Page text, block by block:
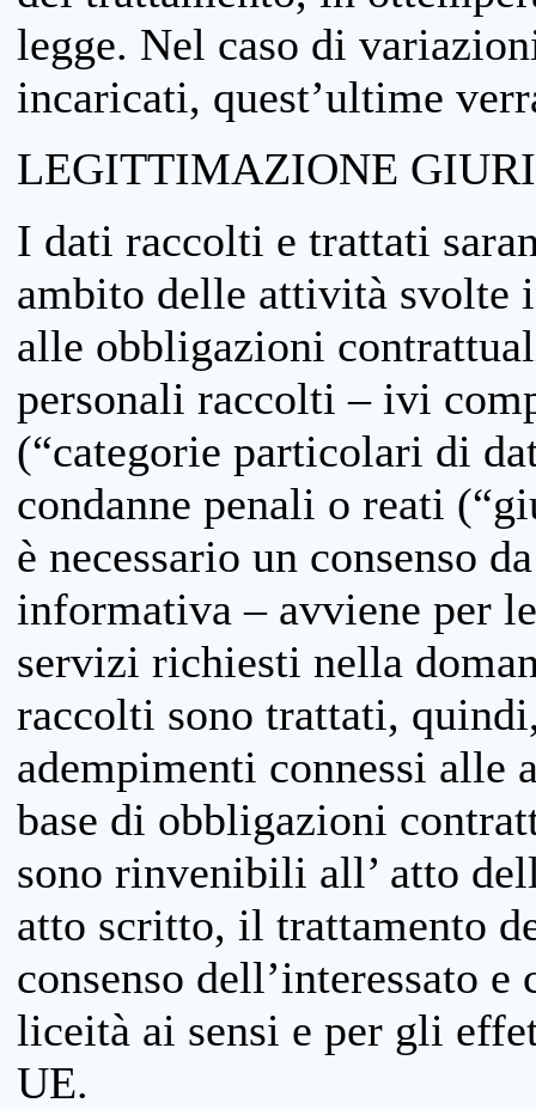
legge. Nel caso di
incaricati, quest’ultime
LEGITTIMAZIONE
I dati raccolti e trattati
ambito delle attività svolte
alle obbligazioni
personali raccolti – ivi
(“categorie particolari di
condanne penali o reati
è necessario un consenso
informativa – avviene per
servizi richiesti nella
raccolti sono trattati,
adempimenti connessi
base di obbligazioni
sono rinvenibili all’ atto
atto scritto, il trattamento
consenso dell’interessato
liceità ai sensi e per gli
UE.